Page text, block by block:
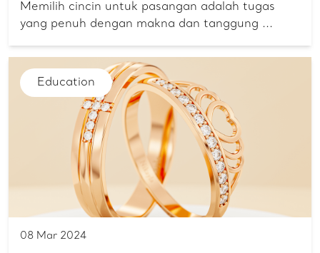
Memilih cincin untuk pasangan adalah tugas
yang penuh dengan makna dan tanggung ...
Education
08 Mar 2024